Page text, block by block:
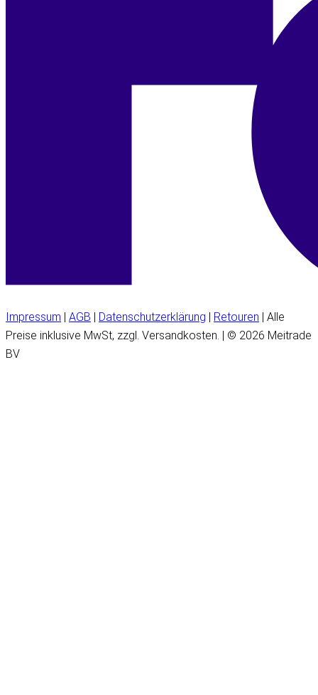
Impressum | AGB | Datenschutzerklärung | Retouren | Alle
Preise inklusive MwSt, zzgl. Versandkosten. | © 2026 Meitrade
BV